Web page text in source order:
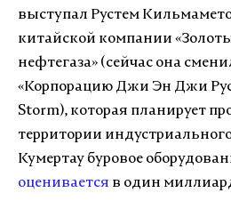
выступал Рустем
китайской компании
нефтегаза» (сейчас она
«Корпорацию Джи Эн Джи
Storm), которая планирует
территории
Кумертау буровое
оценивается в один